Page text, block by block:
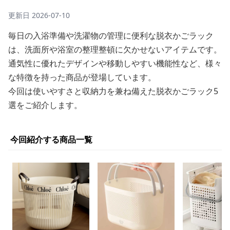
更新日 2026-07-10
毎日の入浴準備や洗濯物の管理に便利な脱衣かごラック
は、洗面所や浴室の整理整頓に欠かせないアイテムです。
通気性に優れたデザインや移動しやすい機能性など、様々
な特徴を持った商品が登場しています。
今回は使いやすさと収納力を兼ね備えた脱衣かごラック5
選をご紹介します。
今回紹介する商品一覧